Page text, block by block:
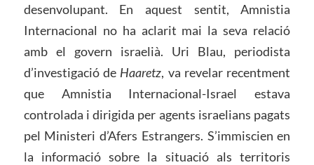
desenvolupant. En aquest sentit, Amnistia
Internacional no ha aclarit mai la seva relació
amb el govern israelià. Uri Blau, periodista
d’investigació de Haaretz, va revelar recentment
que Amnistia Internacional-Israel estava
controlada i dirigida per agents israelians pagats
pel Ministeri d’Afers Estrangers. S’immiscien en
la informació sobre la situació als territoris